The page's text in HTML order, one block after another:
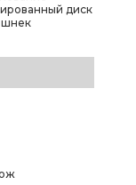
диск
шнек